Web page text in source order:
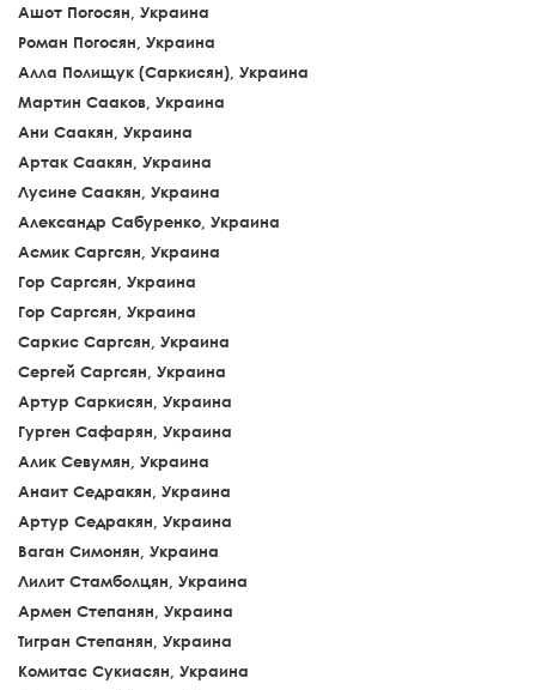
Ашот Погосян, Украина
Роман Погосян, Украина
Алла Полищук (Саркисян), Украина
Мартин Сааков, Украина
Ани Саакян, Украина
Артак Саакян, Украина
Лусине Саакян, Украина
Александр Сабуренко, Украина
Асмик Саргсян, Украина
Гор Саргсян, Украина
Гор Саргсян, Украина
Саркис Саргсян, Украина
Сергей Саргсян, Украина
Артур Саркисян, Украина
Гурген Сафарян, Украина
Алик Севумян, Украина
Анаит Седракян, Украина
Артур Седракян, Украина
Ваган Симонян, Украина
Лилит Стамболцян, Украина
Армен Степанян, Украина
Тигран Степанян, Украина
Комитас Сукиасян, Украина